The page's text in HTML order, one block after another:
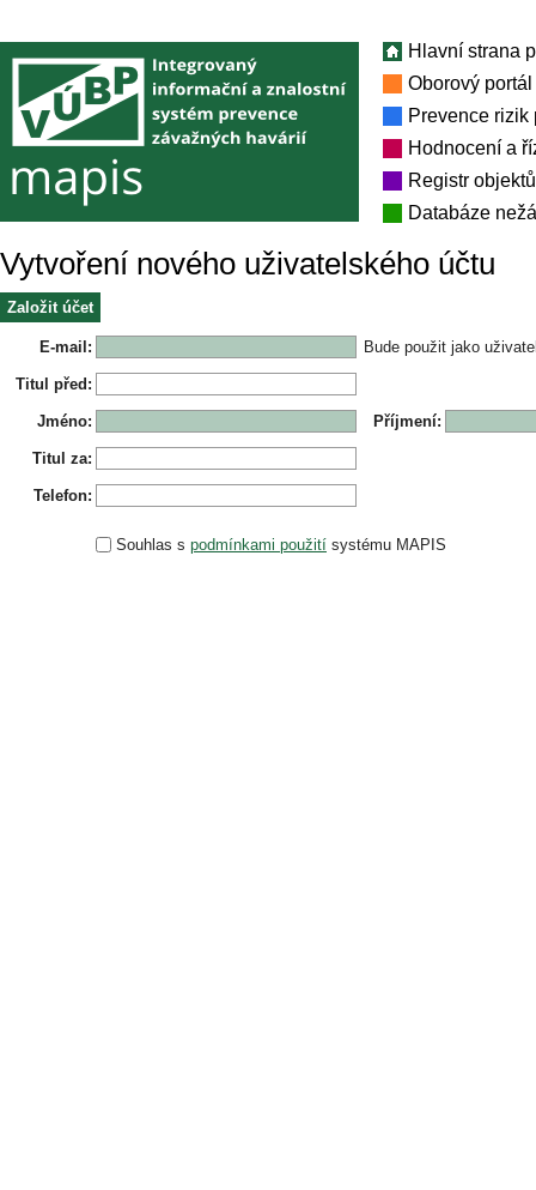
Hlavní strana
Oborový
Prevence rizik
Hodnocení a
Registr
Databáze
Vytvoření nového uživatelského účtu
Založit účet
E-mail : Bude použit jako
Titul před :
Jméno: Příjmení:
Titul za:
Telefon:
Souhlas s podmínkami použití systému MAPIS